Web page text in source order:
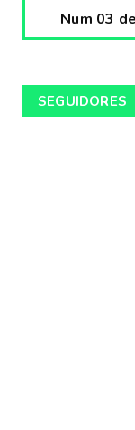
Num 03
Pintores
SEGUIDORES